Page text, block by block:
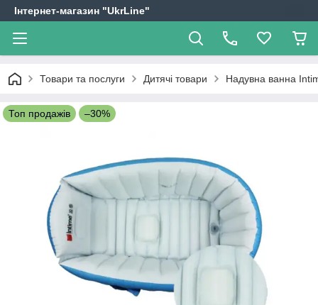
Інтернет-магазин "UkrLine"
Товари та послуги Дитячі товари Надувна ванна
Топ продажів –30%